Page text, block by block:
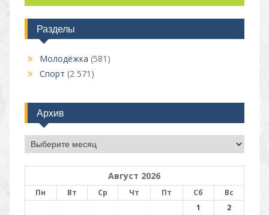
Разделы
Молодёжка (581)
Спорт (2 571)
Архив
Архив
Август 2026
Пн Вт Ср Чт Пт Сб
Вс
1
2